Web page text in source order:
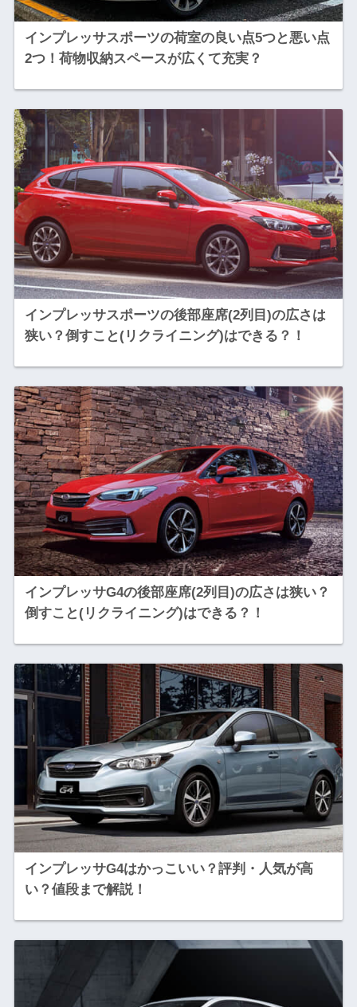
インプレッサスポーツの荷室の良い点5つと悪い点
2つ！荷物収納スペースが広くて充実？
インプレッサスポーツの後部座席(2列目)の広さは
狭い？倒すこと(リクライニング)はできる？！
インプレッサG4の後部座席(2列目)の広さは狭い？
倒すこと(リクライニング)はできる？！
インプレッサG4はかっこいい？評判・人気が高
い？値段まで解説！